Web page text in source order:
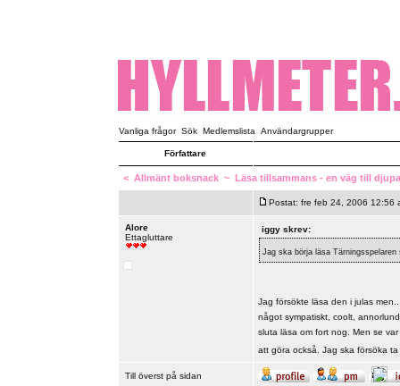
Vanliga frågor Sök Medlemslista Användargrupper
Författare
< Allmänt boksnack~ Läsa tillsammans - en väg till
Postat: fre feb 24, 2006 12:56
Alore
Ettagluttare
iggy skrev:
Jag ska börja läsa
Jag försökte läsa den i julas
något sympatiskt, coolt,
sluta läsa om fort nog. Men se
att göra också. Jag ska försöka
Till överst på sidan